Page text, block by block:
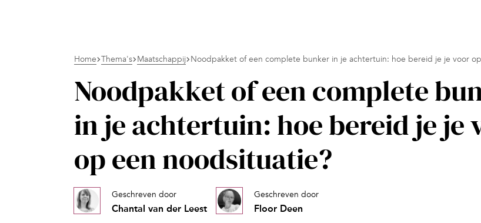
Home Thema's Maatschappij Noodpakket of een complete bunker in je achtertuin: hoe bereid je je voor
Noodpakket of een complete
in je achtertuin: hoe bereid je je
op een noodsituatie?
Geschreven door
Chantal van der Leest
Geschreven door
Floor Deen